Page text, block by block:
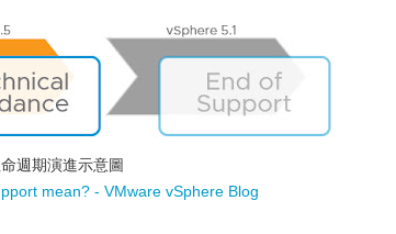
週期演進示意圖
mean? - VMware vSphere Blog